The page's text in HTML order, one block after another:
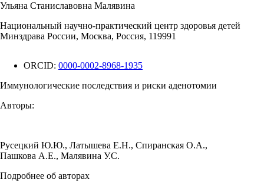
Ульяна Станиславовна Малявина
Национальный научно-практический центр здоровья детей
Минздрава России, Москва, Россия, 119991
ORCID: 0000-0002-8968-1935
Иммунологические последствия и риски аденотомии
Авторы:
Русецкий Ю.Ю., Латышева Е.Н., Спиранская О.А.,
Пашкова А.Е., Малявина У.С.
Подробнее об авторах